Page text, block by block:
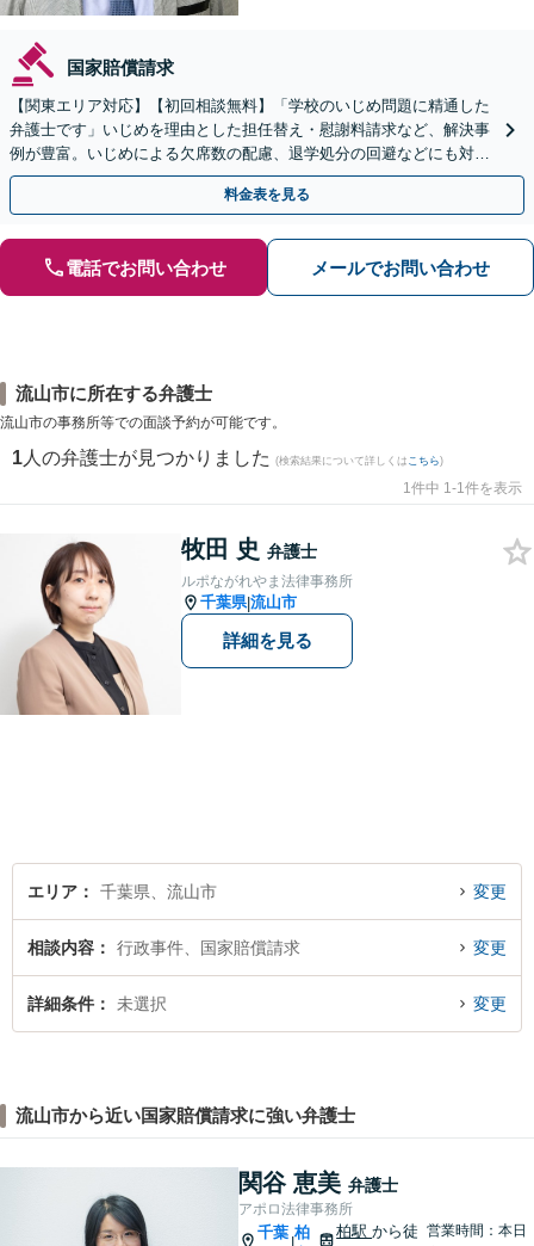
国家賠償請求
【関東エリア対応】【初回相談無料】「学校のいじめ問題に精通した
弁護士です」いじめを理由とした担任替え・慰謝料請求など、解決事
例が豊富。いじめによる欠席数の配慮、退学処分の回避などにも対応
可能です【夜間・休日相談可】【完全個室】
料金表を見る
電話でお問い合わせ メールでお問い合わせ
流山市に所在する弁護士
流山市の事務所等での面談予約が可能です。
1 人の弁護士が見つかりました (検索結果について詳しくは こちら)
1件中 1-1件を表示
牧田 史 弁護士
ルポながれやま法律事務所
千葉県|流山市
詳細を見る
エリア 千葉県、流山市 変更
相談内容 行政事件、国家賠償請求 変更
詳細条件 未選択 変更
流山市から近い国家賠償請求に強い弁護士
関谷 恵美 弁護士
アポロ法律事務所
千葉 柏
柏駅から徒 営業時間：本日